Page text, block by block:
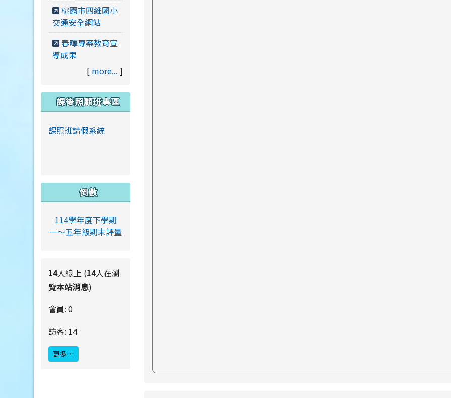
桃園市四維國小
交通安全網站
春暉專案教育宣
導成果
[ more... ]
課後照顧班專區
課照班請假系統
倒數
114學年度下學期
一～五年級期末評量
14人線上 (14人在瀏
覽本站消息)
會員: 0
訪客: 14
更多…